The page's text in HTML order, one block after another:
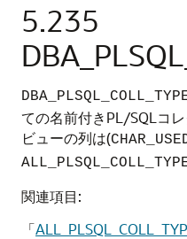
5.235
ての名前付きPL/SQLコ
ビューの列は(
関連項目:
「